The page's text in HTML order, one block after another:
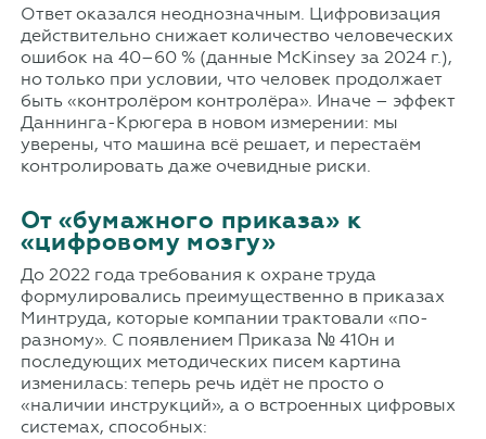
Ответ оказался неоднозначным. Цифровизация
действительно снижает количество человеческих
ошибок на 40–60 % (данные McKinsey за 2024 г.),
но только при условии, что человек продолжает
быть «контролёром контролёра». Иначе – эффект
Даннинга-Крюгера в новом измерении: мы
уверены, что машина всё решает, и перестаём
контролировать даже очевидные риски.
От «бумажного приказа» к
«цифровому мозгу»
До 2022 года требования к охране труда
формулировались преимущественно в приказах
Минтруда, которые компании трактовали «по-
разному». С появлением Приказа № 410н и
последующих методических писем картина
изменилась: теперь речь идёт не просто о
«наличии инструкций», а о встроенных цифровых
системах, способных: